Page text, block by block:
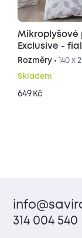
Mikroplyšové
Exclusive -
Rozměry • 140 x
Skladem
649 Kč
314 004 540